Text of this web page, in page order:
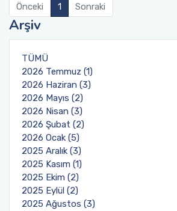
Önceki 1 Sonraki
Arşiv
TÜMÜ
2026 Temmuz (1)
2026 Haziran (3)
2026 Mayıs (2)
2026 Nisan (3)
2026 Şubat (2)
2026 Ocak (5)
2025 Aralık (3)
2025 Kasım (1)
2025 Ekim (2)
2025 Eylül (2)
2025 Ağustos (3)
Okul Tanıtım Kurulu
Engelli Temsilcisi
Web Sayfası ve Sosyal Medya Komisyonu
Proje Değerlendirme Komisyonu
Enerji Verimliliği Sorumlusu
Evrak İmha ve Arşiv Komisyonu
Yatay Geçiş Komisyonu